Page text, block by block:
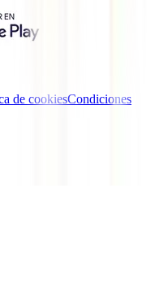
de cookiesCondiciones